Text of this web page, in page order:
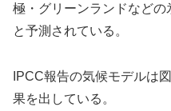
極・グリーンランドなど
と予測されている。
IPCC報告の気候モデルは
果を出している。